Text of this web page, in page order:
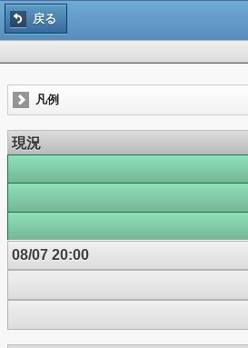
戻る
凡例
現況
08/07 20:00